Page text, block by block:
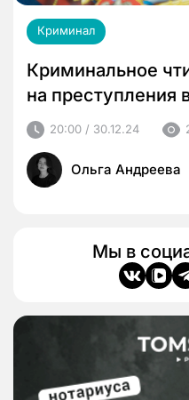
Криминал
Криминальное
на преступления
20:00 / 30.12.24
Ольга Андреева
Мы в